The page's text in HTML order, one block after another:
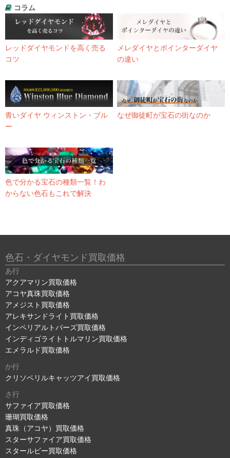
コラム
レッドダイヤモンドを高く売る
コツ
メレダイヤとポインターダイヤ
の違い
青いダイヤ ウィンストン・ブル
ー
なぜ御徒町が宝石の街なのか
色で分かる宝石の種類一覧！わ
からない色石もこれで解決
色石・ダイヤモンド買取価格
あ行
アクアマリン買取価格
アコヤ真珠買取価格
アメジスト買取価格
アレキサンドライト買取価格
インペリアルトパーズ買取価格
インディゴライトトルマリン買取価格
エメラルド買取価格
か行
クリソベリルキャッツアイ買取価格
さ行
サファイア買取価格
珊瑚買取価格
真珠（アコヤ）買取価格
スターサファイア買取価格
スタールビー買取価格